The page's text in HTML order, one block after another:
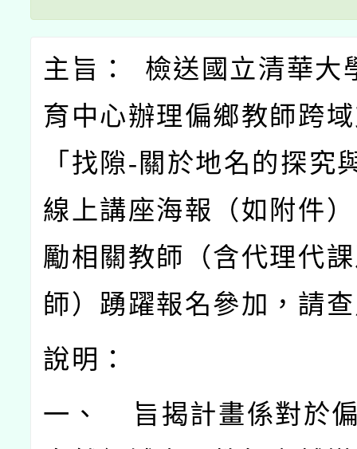
主旨： 檢送國立清華大
育中心辦理偏鄉教師跨
「找隙- 關於地名的探究
線上講座海報（如附件
勵相關教師（含代理代
師）踴躍報名參加，請
說明：
一、 旨揭計畫係對於